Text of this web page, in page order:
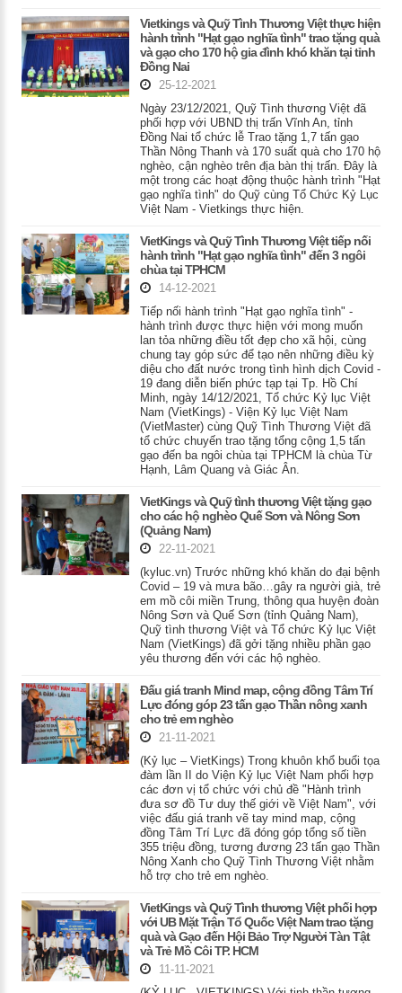
Vietkings và Quỹ Tình Thương Việt thực hiện
hành trình "Hạt gạo nghĩa tình" trao tặng quà
và gạo cho 170 hộ gia đình khó khăn tại tỉnh
Đồng Nai
25-12-2021
Ngày 23/12/2021, Quỹ Tình thương Việt đã
phối hợp với UBND thị trấn Vĩnh An, tỉnh
Đồng Nai tổ chức lễ Trao tặng 1,7 tấn gạo
Thần Nông Thanh và 170 suất quà cho 170 hộ
nghèo, cận nghèo trên địa bàn thị trấn. Đây là
một trong các hoạt động thuộc hành trình "Hạt
gạo nghĩa tình" do Quỹ cùng Tổ Chức Kỷ Lục
Việt Nam - Vietkings thực hiện.
VietKings và Quỹ Tình Thương Việt tiếp nối
hành trình "Hạt gạo nghĩa tình" đến 3 ngôi
chùa tại TPHCM
14-12-2021
Tiếp nối hành trình "Hạt gạo nghĩa tình" -
hành trình được thực hiện với mong muốn
lan tỏa những điều tốt đẹp cho xã hội, cùng
chung tay góp sức để tạo nên những điều kỳ
diệu cho đất nước trong tình hình dịch Covid -
19 đang diễn biến phức tạp tại Tp. Hồ Chí
Minh, ngày 14/12/2021, Tổ chức Kỷ lục Việt
Nam (VietKings) - Viện Kỷ lục Việt Nam
(VietMaster) cùng Quỹ Tình Thương Việt đã
tổ chức chuyến trao tặng tổng cộng 1,5 tấn
gạo đến ba ngôi chùa tại TPHCM là chùa Từ
Hạnh, Lâm Quang và Giác Ân.
VietKings và Quỹ tình thương Việt tặng gạo
cho các hộ nghèo Quế Sơn và Nông Sơn
(Quảng Nam)
22-11-2021
(kyluc.vn) Trước những khó khăn do đại bệnh
Covid – 19 và mưa bão…gây ra người già, trẻ
em mồ côi miền Trung, thông qua huyện đoàn
Nông Sơn và Quế Sơn (tỉnh Quảng Nam),
Quỹ tình thương Việt và Tổ chức Kỷ lục Việt
Nam (VietKings) đã gởi tặng nhiều phần gạo
yêu thương đến với các hộ nghèo.
Đấu giá tranh Mind map, cộng đồng Tâm Trí
Lực đóng góp 23 tấn gạo Thần nông xanh
cho trẻ em nghèo
21-11-2021
(Kỷ lục – VietKings) Trong khuôn khổ buổi tọa
đàm lần II do Viện Kỷ lục Việt Nam phối hợp
các đơn vị tổ chức với chủ đề "Hành trình
đưa sơ đồ Tư duy thế giới về Việt Nam", với
việc đấu giá tranh vẽ tay mind map, cộng
đồng Tâm Trí Lực đã đóng góp tổng số tiền
355 triệu đồng, tương đương 23 tấn gạo Thần
Nông Xanh cho Quỹ Tình Thương Việt nhằm
hỗ trợ cho trẻ em nghèo.
VietKings và Quỹ Tình thương Việt phối hợp
với UB Mặt Trận Tổ Quốc Việt Nam trao tặng
quà và Gạo đến Hội Bảo Trợ Người Tàn Tật
và Trẻ Mồ Côi TP. HCM
11-11-2021